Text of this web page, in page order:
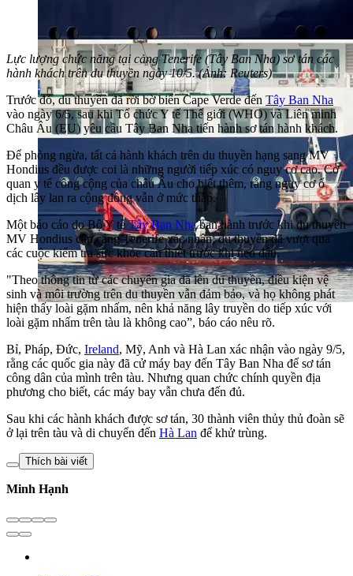
Lực lượng chức năng tại cảng Tenerife (Tây Ban Nha) sơ tán các
hành khách trên du thuyền ngày 10/5. (Ảnh: Reuters)
Trước đó, du thuyền đã rời bờ biển Cape Verde đến Tây Ban Nha
vào ngày 6/5, sau khi Tổ chức Y tế Thế giới (WHO) và Liên minh
Châu Âu (EU) yêu cầu Tây Ban Nha tiến hành sơ tán hành khách.
Để phòng ngừa, tất cả hành khách trên du thuyền hạng sang MV
Hondius đều được coi là những người tiếp xúc có nguy cơ cao. Cơ
quan y tế công cộng của châu Âu cho biết thêm, rằng nguy cơ ổ
dịch lây lan ra cộng đồng vẫn ở mức thấp.
Một báo cáo do Bộ Y tếTây Ban Nhaban hành trước khi du thuyền
MV Hondius cập cảng Tenerife xác nhận, du thuyền đã vượt qua
các cuộc kiểm tra sức khỏe cần thiết trước khi neo đậu.
"Theo thông tin từ các chuyên gia đã lên du thuyền, điều kiện vệ
sinh và môi trường trên du thuyền vẫn đảm bảo, và họ không phát
hiện thấy loài gặm nhấm, nên khả năng lây truyền do tiếp xúc với
loài gặm nhấm trên tàu là không cao”, báo cáo nêu rõ.
Bỉ, Pháp, Đức, Ireland, Mỹ, Anh và Hà Lan xác nhận vào ngày 9/5,
rằng các quốc gia này đã cử máy bay đến Tây Ban Nha để sơ tán
công dân của mình trên tàu. Nhưng quan chức chính quyền địa
phương cho biết, các máy bay vẫn chưa đến đủ.
Sau khi các hành khách được sơ tán, 30 thành viên thủy thủ đoàn sẽ
ở lại trên tàu và di chuyển đến Hà Lan để khử trùng.
Thích bài viết
Minh Hạnh